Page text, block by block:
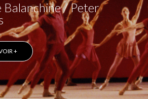
Balanchine / Peter
+